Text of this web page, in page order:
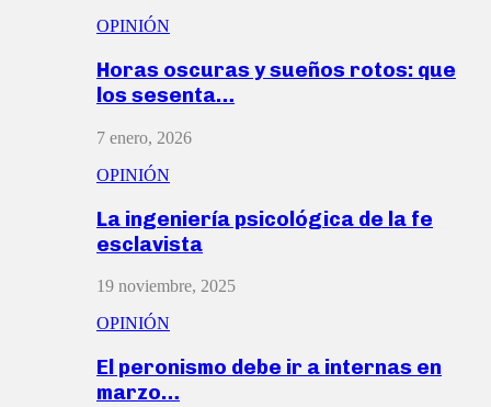
OPINIÓN
Horas oscuras y sueños rotos: que
los sesenta…
7 enero, 2026
OPINIÓN
La ingeniería psicológica de la fe
esclavista
19 noviembre, 2025
OPINIÓN
El peronismo debe ir a internas en
marzo…